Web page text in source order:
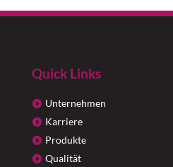
Quick Links
Unternehmen
Karriere
Produkte
Qualität